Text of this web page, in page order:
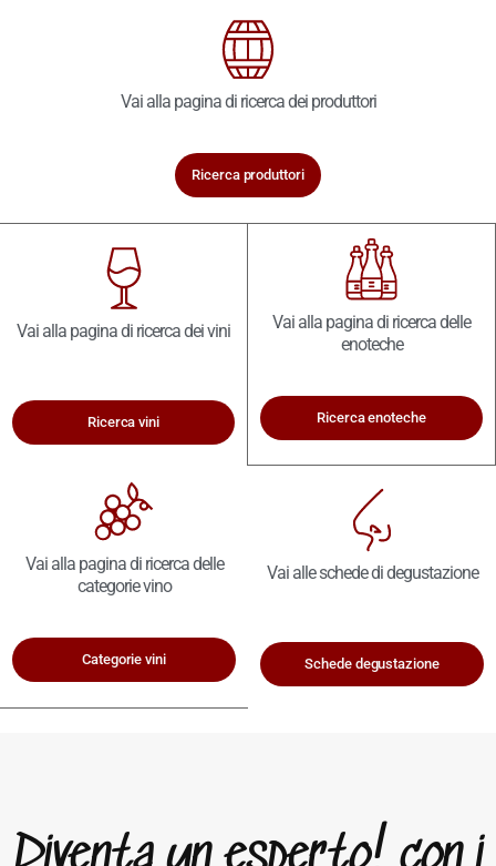
Vai alla pagina di ricerca dei produttori
Ricerca produttori
Vai alla pagina di ricerca dei vini
Ricerca vini
Vai alla pagina di ricerca delle
enoteche
Ricerca enoteche
Vai alla pagina di ricerca delle
categorie vino
Categorie vini
Vai alle schede di degustazione
Schede degustazione